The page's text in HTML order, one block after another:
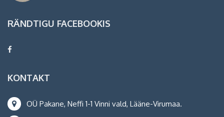
RÄNDTIGU FACEBOOKIS
KONTAKT
OÜ Pakane, Neffi 1-1 Vinni vald, Lääne-Virumaa.